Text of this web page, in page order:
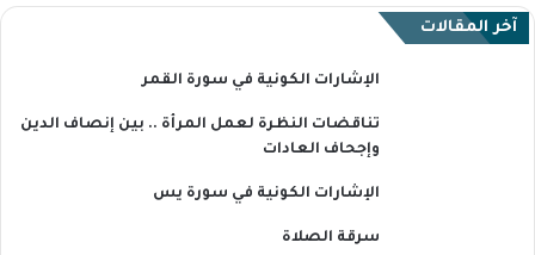
آخر المقالات
الإشارات الكونية في سورة القمر
تناقضات النظرة لعمل المرأة .. بين إنصاف الدين
وإجحاف العادات
الإشارات الكونية في سورة يس
سرقة الصلاة